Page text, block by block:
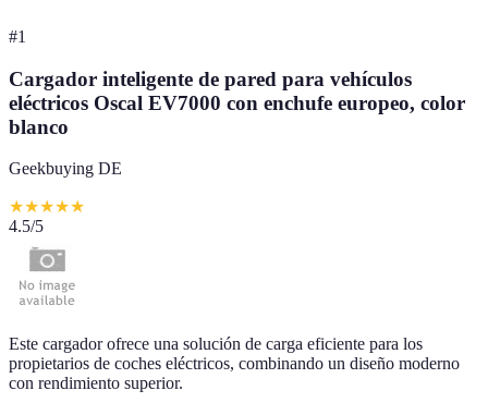
#1
Cargador inteligente de pared para vehículos
eléctricos Oscal EV7000 con enchufe europeo, color
blanco
Geekbuying DE
★★★★★
4.5/5
Este cargador ofrece una solución de carga eficiente para los
propietarios de coches eléctricos, combinando un diseño moderno
con rendimiento superior.